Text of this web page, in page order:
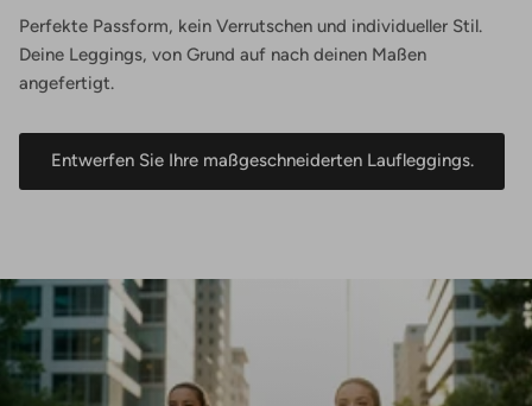
Perfekte Passform, kein Verrutschen und individueller Stil.
Deine Leggings, von Grund auf nach deinen Maßen
angefertigt.
Entwerfen Sie Ihre maßgeschneiderten Laufleggings.